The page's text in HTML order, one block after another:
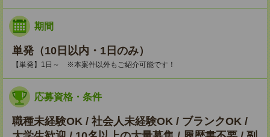
期間
単発（10日以内・1日のみ）
【単発】1日～ ※本案件以外もご紹介可能です！
応募資格・条件
職種未経験OK / 社会人未経験OK / ブランクOK /